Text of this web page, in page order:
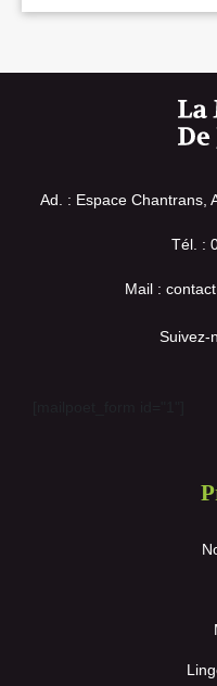
Ad. : Espace Chantrans,
Tél. :
Mail :
Suivez-